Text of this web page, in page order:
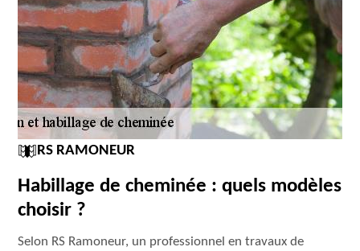
RS RAMONEUR
Habillage de cheminée : quels modèles
choisir ?
Selon RS Ramoneur, un professionnel en travaux de